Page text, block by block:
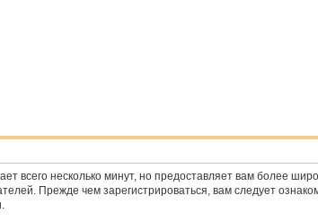
всего несколько минут, но предоставляет вам более
Прежде чем зарегистрироваться, вам следует